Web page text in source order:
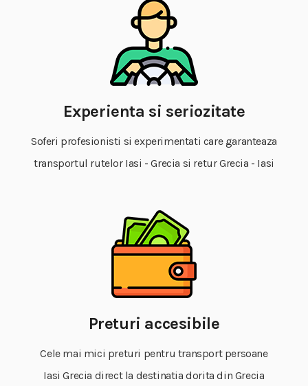
Experienta si seriozitate
Soferi profesionisti si experimentati care garanteaza
transportul rutelor Iasi - Grecia si retur Grecia - Iasi
Preturi accesibile
Cele mai mici preturi pentru transport persoane
Iasi Grecia direct la destinatia dorita din Grecia